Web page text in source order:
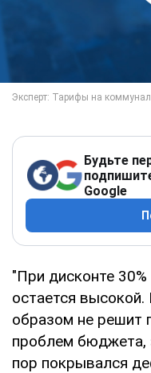
Будьте
Google
"При дисконте
остается
образом не решит
проблем бюджета,
пор покрывался